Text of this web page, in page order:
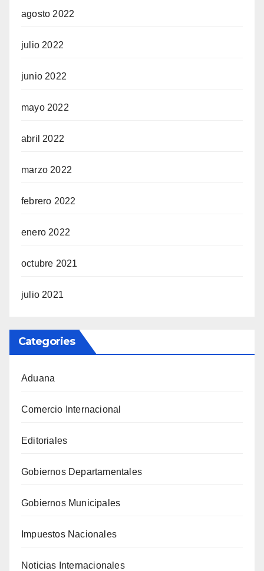
agosto 2022
julio 2022
junio 2022
mayo 2022
abril 2022
marzo 2022
febrero 2022
enero 2022
octubre 2021
julio 2021
Categories
Aduana
Comercio Internacional
Editoriales
Gobiernos Departamentales
Gobiernos Municipales
Impuestos Nacionales
Noticias Internacionales